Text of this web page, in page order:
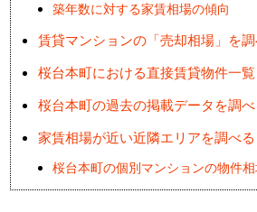
築年数に対する家賃相場の傾向
賃貸マンションの「売却相場」を調
桜台本町における直接賃貸物件一覧
桜台本町の過去の掲載データを調べ
家賃相場が近い近隣エリアを調べる
桜台本町の個別マンションの物件